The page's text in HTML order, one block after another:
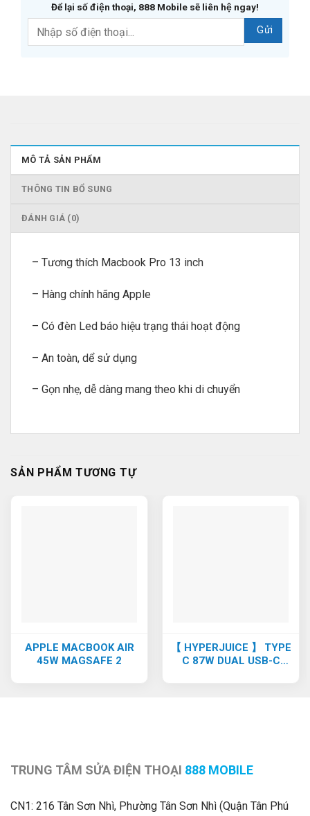
Để lại số điện thoại, 888 Mobile sẽ liên hệ ngay!
MÔ TẢ SẢN PHẨM
THÔNG TIN BỔ SUNG
ĐÁNH GIÁ (0)
– Tương thích Macbook Pro 13 inch
– Hàng chính hãng Apple
– Có đèn Led báo hiệu trạng thái hoạt động
– An toàn, dể sử dụng
– Gọn nhẹ, dễ dàng mang theo khi di chuyển
SẢN PHẨM TƯƠNG TỰ
APPLE MACBOOK AIR
45W MAGSAFE 2
【 HYPERJUICE 】 TYPE
C 87W DUAL USB-C
TRUNG TÂM SỬA ĐIỆN THOẠI 888 MOBILE
CN1: 216 Tân Sơn Nhì, Phường Tân Sơn Nhì (Quận Tân Phú